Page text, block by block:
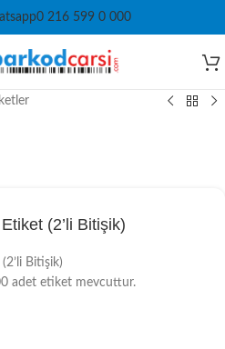
0 216 599 0 000
(2’li Bitişik)
Bitişik)
adet etiket mevcuttur.